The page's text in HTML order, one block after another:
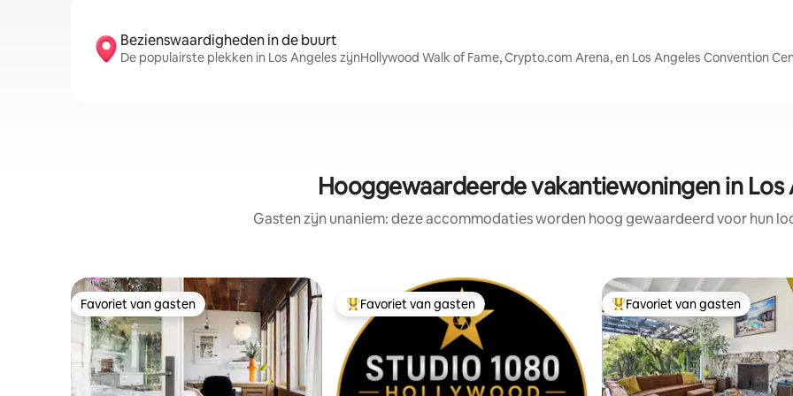
Bezienswaardigheden in de buurt
De populairste plekken in Los Angeles zijnHollywood Walk of Fame, Crypto.com Arena, en Los Angeles Convention
Hooggewaardeerde vakantiewoningen in Los
Gasten zijn unaniem: deze accommodaties worden hoog gewaardeerd voor hun
Favoriet van gasten
Favoriet van gasten Topfavoriet van gasten
Favoriet van gasten Topfavoriet van gasten
Favoriet van gasten